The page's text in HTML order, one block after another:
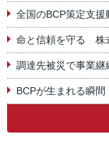
全国のBCP策定支援
命と信頼を守る 株
調達先被災で事業
BCPが生まれる瞬